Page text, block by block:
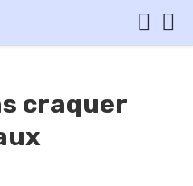
craquer